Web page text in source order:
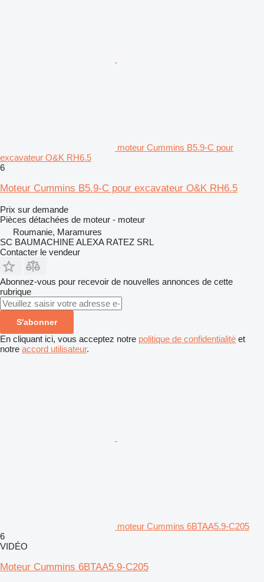
moteur Cummins B5.9-C pour
excavateur O&K RH6.5
6
Moteur Cummins B5.9-C pour excavateur O&K RH6.5
Prix sur demande
Pièces détachées de moteur - moteur
Roumanie, Maramures
SC BAUMACHINE ALEXA RATEZ SRL
Contacter le vendeur
Abonnez-vous pour recevoir de nouvelles annonces de cette
rubrique
S'abonner
En cliquant ici, vous acceptez notre politique de confidentialité et
notre accord utilisateur.
moteur Cummins 6BTAA5.9-C205
6
VIDÉO
Moteur Cummins 6BTAA5.9-C205